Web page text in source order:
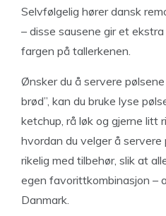
Selvfølgelig hører dansk
– disse sausene gir et
fargen på tallerkenen.
Ønsker du å servere
brød”, kan du bruke lyse
ketchup, rå løk og gjerne litt
hvordan du velger å
rikelig med tilbehør, slik at
egen favorittkombinasjon –
Danmark.